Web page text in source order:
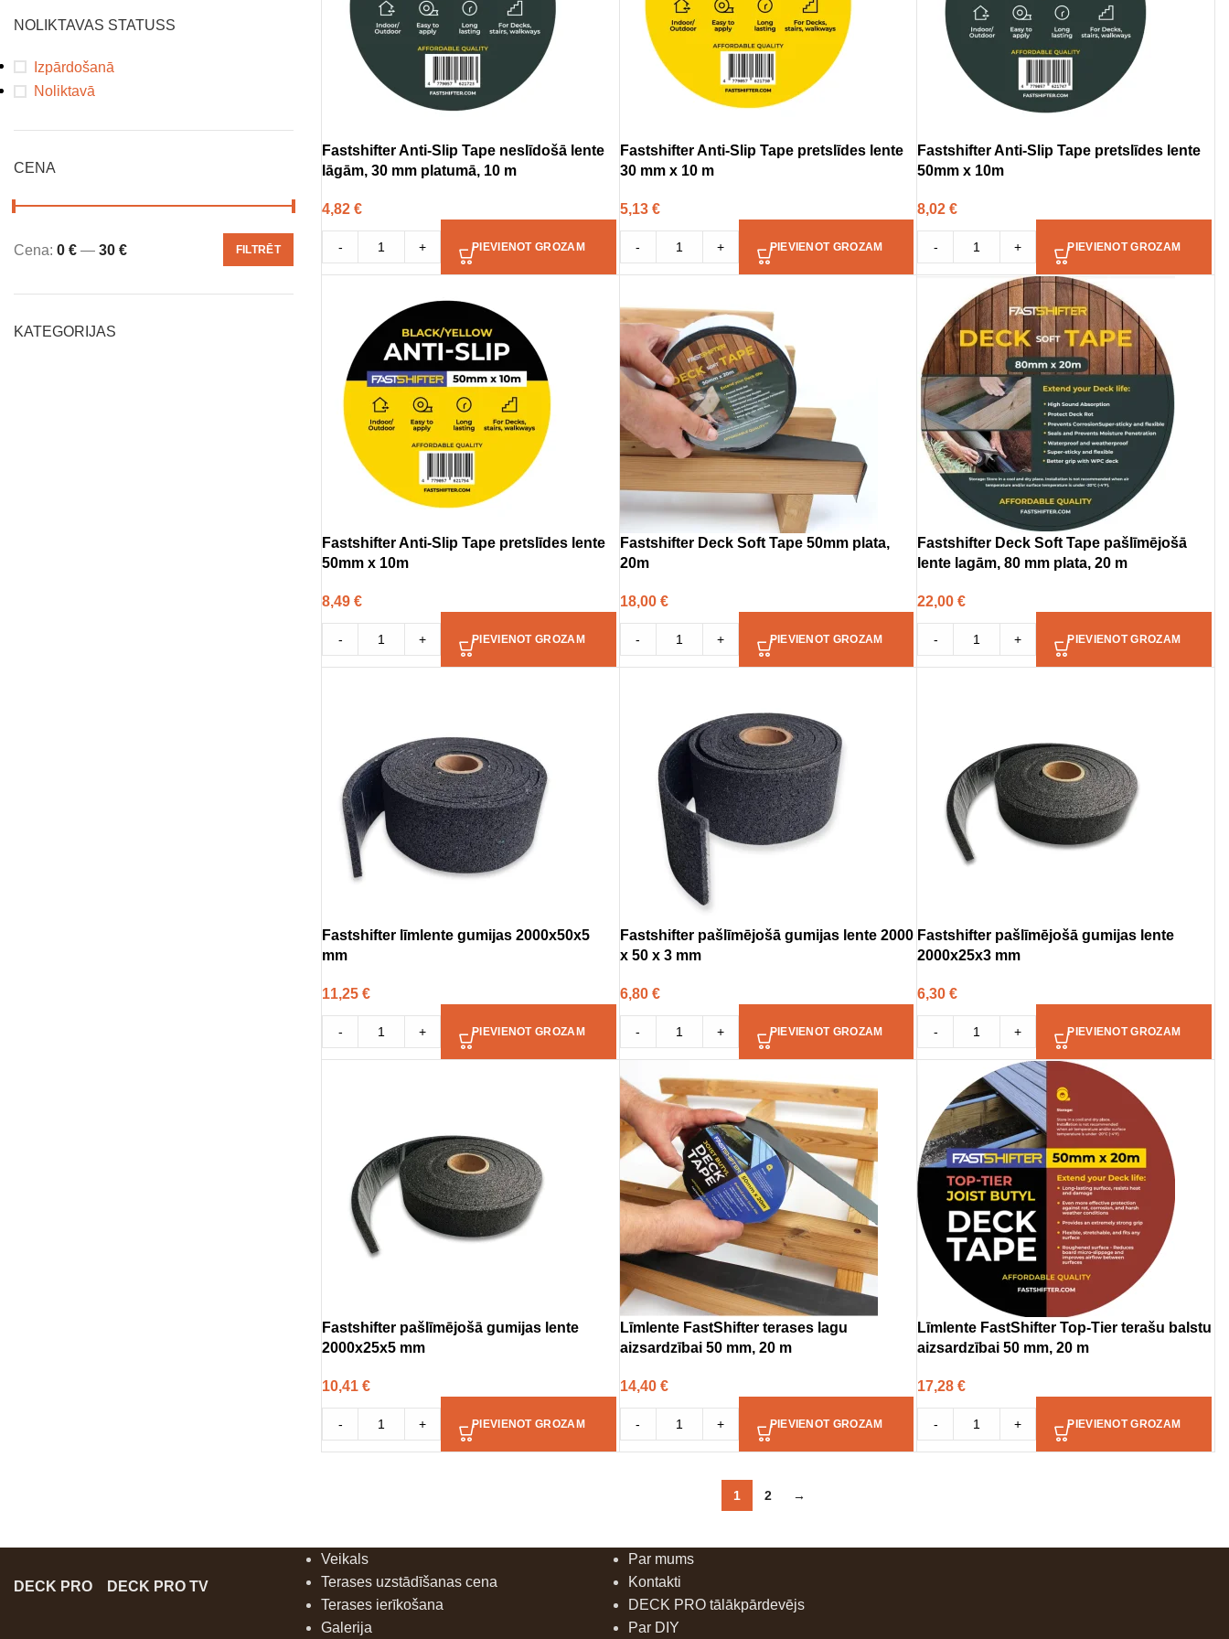
NOLIKTAVAS STATUSS
Izpārdošanā
Noliktavā
CENA
FILTRĒT
Cena: 0 € — 30 €
KATEGORIJAS
Fastshifter Anti-Slip Tape neslīdošā lente
lāgām, 30 mm platumā, 10 m
4,82 €
- + PIEVIENOT GROZAM
Fastshifter Anti-Slip Tape pretslīdes lente
30 mm x 10 m
5,13 €
- + PIEVIENOT GROZAM
Fastshifter Anti-Slip Tape pretslīdes lente
50mm x 10m
8,02€
- + PIEVIENOT GROZAM
Fastshifter Anti-Slip Tape pretslīdes lente
50mm x 10m
8,49 €
- + PIEVIENOT GROZAM
Fastshifter Deck Soft Tape 50mm plata,
20m
18,00 €
- + PIEVIENOT GROZAM
Fastshifter Deck Soft Tape pašlīmējošā
lente lagām, 80 mm plata, 20 m
22,00€
- + PIEVIENOT GROZAM
Fastshifter līmlente gumijas 2000x50x5
mm
11,25 €
- + PIEVIENOT GROZAM
Fastshifter pašlīmējošā gumijas lente 2000
x 50 x 3 mm
6,80 €
- + PIEVIENOT GROZAM
Fastshifter pašlīmējošā gumijas lente
2000x25x3 mm
6,30€
- + PIEVIENOT GROZAM
Fastshifter pašlīmējošā gumijas lente
2000x25x5 mm
10,41 €
- + PIEVIENOT GROZAM
Līmlente FastShifter terases lagu
aizsardzībai 50 mm, 20 m
14,40 €
- + PIEVIENOT GROZAM
Līmlente FastShifter Top-Tier terašu balstu
aizsardzībai 50 mm, 20 m
17,28€
- + PIEVIENOT GROZAM
1 2 →
DECK PRO DECK PRO TV
Veikals
Terases uzstādīšanas cena
Terases ierīkošana
Galerija
Par mums
Kontakti
DECK PRO tālākpārdevējs
Par DIY